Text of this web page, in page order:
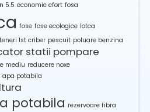
5.5 economie efort fosa
fose fose ecologice lotca
1st criber pescuit poluare benzina
statii pompare
mediu reducere noxe
apa potabila
potabila rezervoare fibra